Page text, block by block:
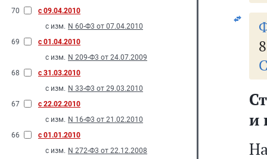
70
с 09.04.2010
с изм. N 60-Ф3 от 07.04.2010
69
с 01.04.2010
с изм. N 209-Ф3 от 24.07.2009
68
с 31.03.2010
с изм. N 33-Ф3 от 29.03.2010
67
с 22.02.2010
с изм. N 16-Ф3 от 21.02.2010
66
с 01.01.2010
с изм. N 272-Ф3 от 22.12.2008
и